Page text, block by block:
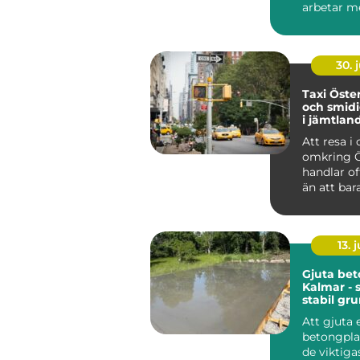
arbetar
installat...
30.
Taxi
och
i
Att resa i
omkring
handlar
än att
M...
13.
Gjuta
Kalmar -
stabil
Att gjuta
de